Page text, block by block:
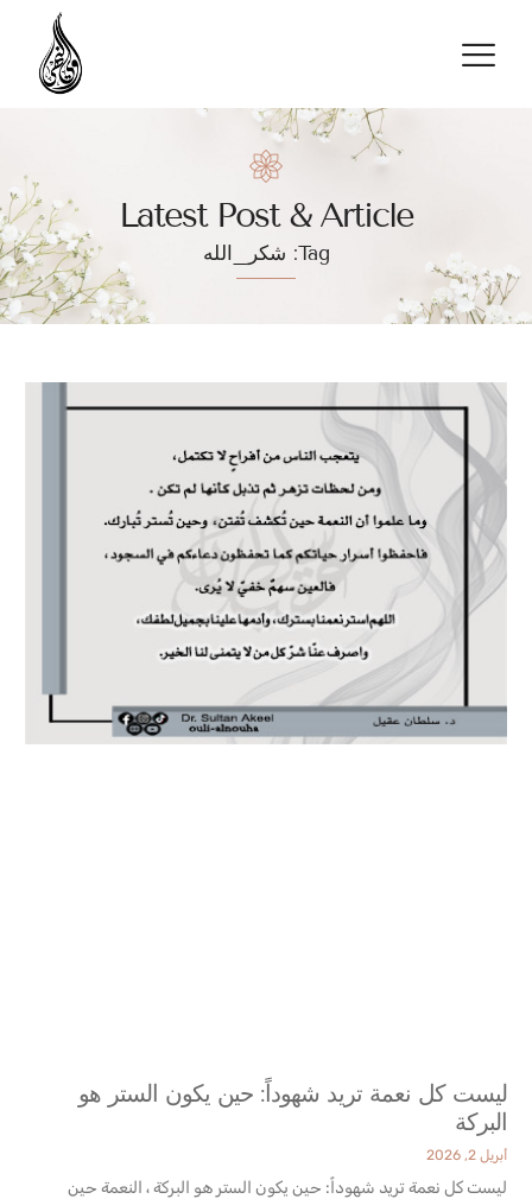
Latest Post & Article
Tag: شكر_الله
ليست كل نعمة تريد شهوداً: حين يكون الستر هو
البركة
أبريل 2, 2026
ليست كل نعمة تريد شهوداً: حين يكون الستر هو البركة ، النعمة حين